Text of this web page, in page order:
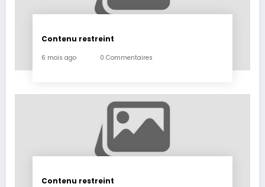
Contenu restreint
6 mois ago 0 Commentaires
Contenu restreint